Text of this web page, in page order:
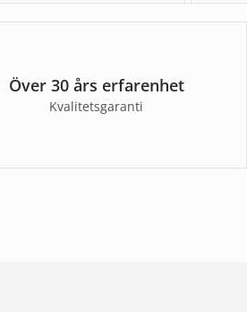
Över 30 års erfarenhet
Kvalitetsgaranti